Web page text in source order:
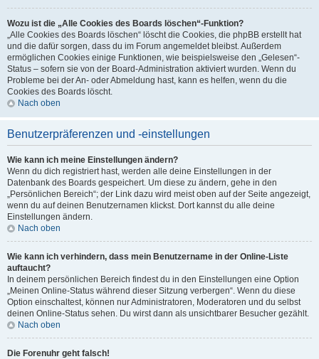
Wozu ist die „Alle Cookies des Boards löschen“-Funktion?
„Alle Cookies des Boards löschen“ löscht die Cookies, die phpBB erstellt hat
und die dafür sorgen, dass du im Forum angemeldet bleibst. Außerdem
ermöglichen Cookies einige Funktionen, wie beispielsweise den „Gelesen“-
Status – sofern sie von der Board-Administration aktiviert wurden. Wenn du
Probleme bei der An- oder Abmeldung hast, kann es helfen, wenn du die
Cookies des Boards löscht.
Nach oben
Benutzerpräferenzen und -einstellungen
Wie kann ich meine Einstellungen ändern?
Wenn du dich registriert hast, werden alle deine Einstellungen in der
Datenbank des Boards gespeichert. Um diese zu ändern, gehe in den
„Persönlichen Bereich“; der Link dazu wird meist oben auf der Seite angezeigt,
wenn du auf deinen Benutzernamen klickst. Dort kannst du alle deine
Einstellungen ändern.
Nach oben
Wie kann ich verhindern, dass mein Benutzername in der Online-Liste
auftaucht?
In deinem persönlichen Bereich findest du in den Einstellungen eine Option
„Meinen Online-Status während dieser Sitzung verbergen“. Wenn du diese
Option einschaltest, können nur Administratoren, Moderatoren und du selbst
deinen Online-Status sehen. Du wirst dann als unsichtbarer Besucher gezählt.
Nach oben
Die Forenuhr geht falsch!